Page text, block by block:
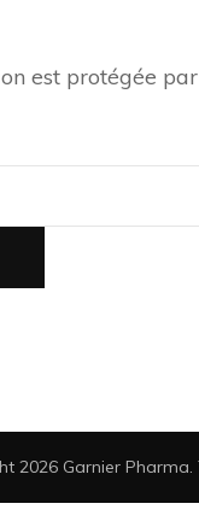
est protégée
2026 Garnier Pharma.